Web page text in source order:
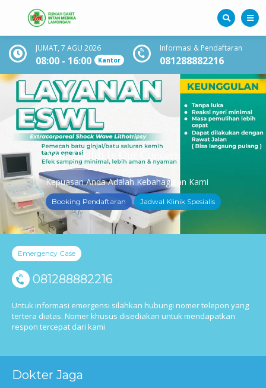
JUMAT, 7 AGU 2026
08:00 - 16:00 Kantor
Informasi & Pendaftaran
081288882216
Your Health Is Our Concern
Kepuasan Anda Adalah Kebahagiaan Kami
Booking Pendaftaran Jadwal Klinik Spesialis
Emergency Case
081288882216
Untuk informasi emergensi silahkan hubungi nomer telepon yang
tertera diatas. Nomer khusus disediakan untuk mendapatkan
respon tercepat dari kami
Dokter Jaga